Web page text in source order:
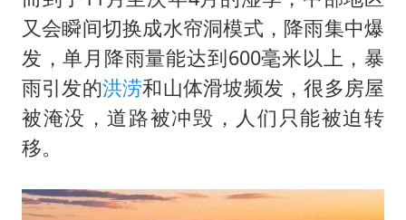
又会瞬间切换成水帘洞模式，降雨集中爆
发，单月降雨量能达到600毫米以上，暴
雨引发的洪涝和山体滑坡频发，很多房屋
被淹没，道路被冲毁，人们只能被迫转
移。